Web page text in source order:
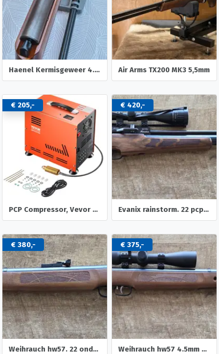
Haenel Kermisgeweer 4.4mm rond Air Arms TX200 MK3 5,5mm
€ 205,-
PCP Compressor, Vevor 800W - dubbele cilinder - 310 bar.
€ 420,-
Evanix rainstorm. 22 pcp luchtgeweer
€ 380,-
Weihrauch hw57. 22 onderspanner luchtbuks
€ 375,-
Weihrauch hw57 4.5mm onderspanner luchtbuks